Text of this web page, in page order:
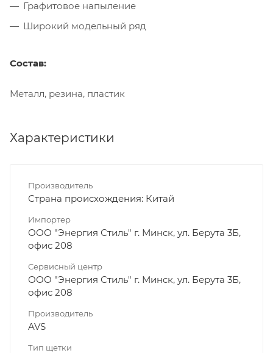
Графитовое напыление
Широкий модельный ряд
Состав:
Металл, резина, пластик
Характеристики
Производитель
Страна происхождения: Китай
Импортер
ООО "Энергия Стиль" г. Минск, ул. Берута 3Б,
офис 208
Сервисный центр
ООО "Энергия Стиль" г. Минск, ул. Берута 3Б,
офис 208
Производитель
AVS
Тип щетки